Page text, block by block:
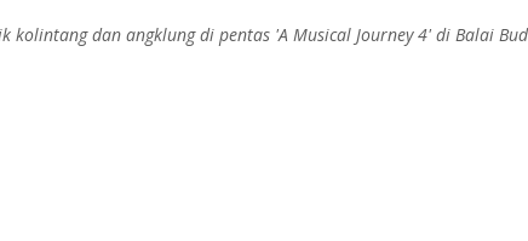
dan angklung di pentas 'A Musical Journey 4' di Balai